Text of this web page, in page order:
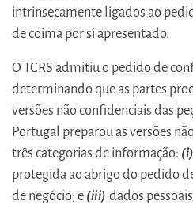
intrinsecamente ligados ao
de coima por si apresentado.
O TCRS admitiu o pedido de
determinando que as partes
versões não confidenciais das
Portugal preparou as versões
três categorias de informação: (i)
protegida ao abrigo do pedido
de negócio; e (iii) dados